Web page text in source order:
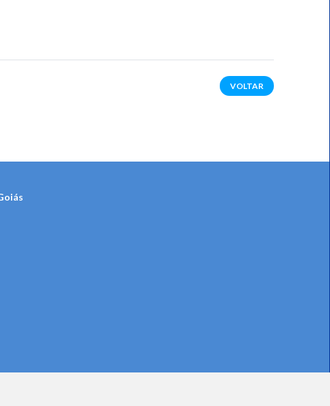
VOLTAR